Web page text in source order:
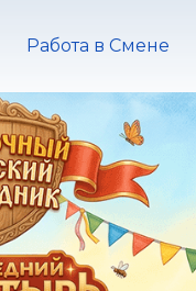
Работа в Смене